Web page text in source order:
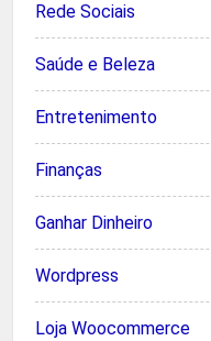
Rede Sociais
Saúde e Beleza
Entretenimento
Finanças
Ganhar Dinheiro
Wordpress
Loja Woocommerce